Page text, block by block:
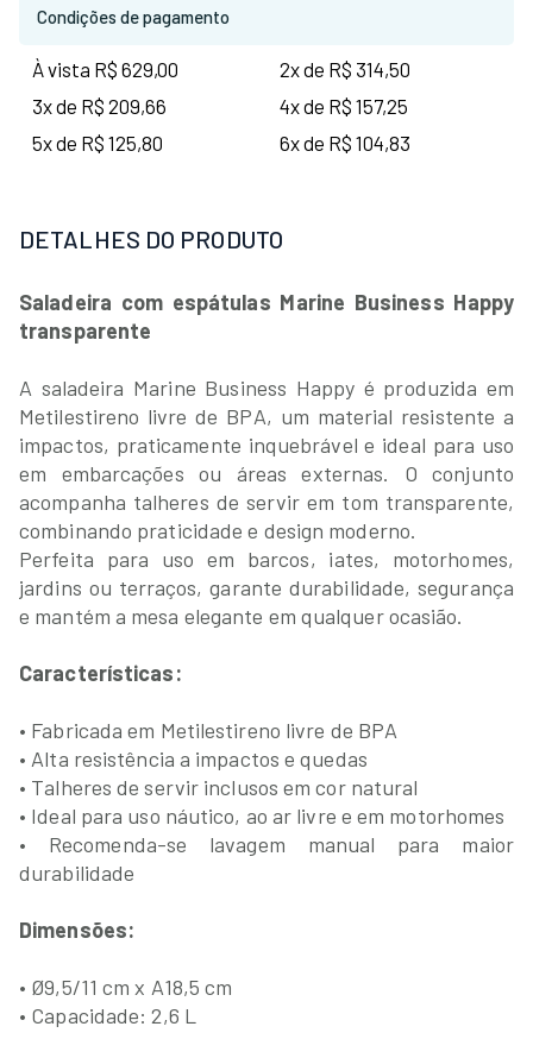
Condições de pagamento
À vista R$ 629,00
2x de R$ 314,50
3x de R$ 209,66
4x de R$ 157,25
5x de R$ 125,80
6x de R$ 104,83
DETALHES DO PRODUTO
Saladeira com espátulas Marine Business Happy
transparente
A saladeira Marine Business Happy é produzida em
Metilestireno livre de BPA, um material resistente a
impactos, praticamente inquebrável e ideal para uso
em embarcações ou áreas externas. O conjunto
acompanha talheres de servir em tom transparente,
combinando praticidade e design moderno.
Perfeita para uso em barcos, iates, motorhomes,
jardins ou terraços, garante durabilidade, segurança
e mantém a mesa elegante em qualquer ocasião.
Características:
• Fabricada em Metilestireno livre de BPA
• Alta resistência a impactos e quedas
• Talheres de servir inclusos em cor natural
• Ideal para uso náutico, ao ar livre e em motorhomes
• Recomenda-se lavagem manual para maior
durabilidade
Dimensões:
• Ø9,5/11 cm x A18,5 cm
• Capacidade: 2,6 L